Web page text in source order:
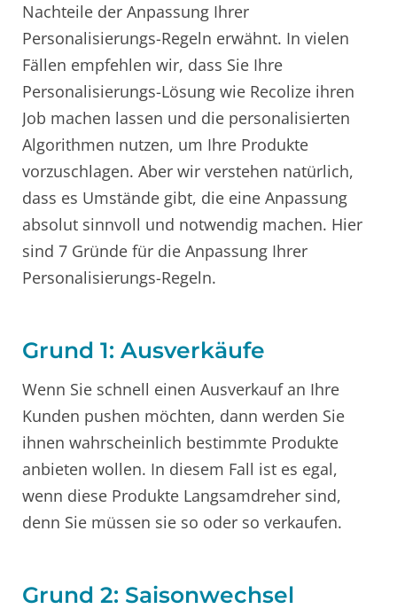
Nachteile der Anpassung Ihrer
Personalisierungs-Regeln erwähnt. In vielen
Fällen empfehlen wir, dass Sie Ihre
Personalisierungs-Lösung wie Recolize ihren
Job machen lassen und die personalisierten
Algorithmen nutzen, um Ihre Produkte
vorzuschlagen. Aber wir verstehen natürlich,
dass es Umstände gibt, die eine Anpassung
absolut sinnvoll und notwendig machen. Hier
sind 7 Gründe für die Anpassung Ihrer
Personalisierungs-Regeln.
Grund 1: Ausverkäufe
Wenn Sie schnell einen Ausverkauf an Ihre
Kunden pushen möchten, dann werden Sie
ihnen wahrscheinlich bestimmte Produkte
anbieten wollen. In diesem Fall ist es egal,
wenn diese Produkte Langsamdreher sind,
denn Sie müssen sie so oder so verkaufen.
Grund 2: Saisonwechsel